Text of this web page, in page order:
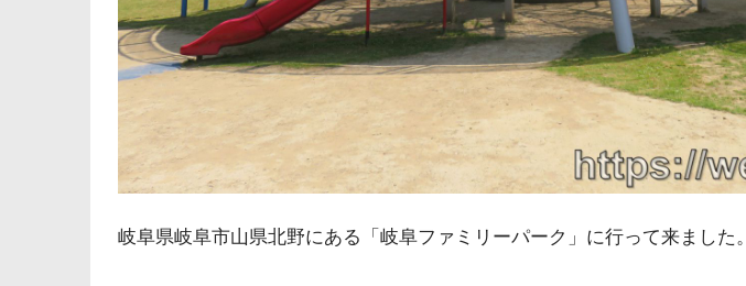
岐阜県岐阜市山県北野にある「岐阜ファミリーパーク」に行って来ました。